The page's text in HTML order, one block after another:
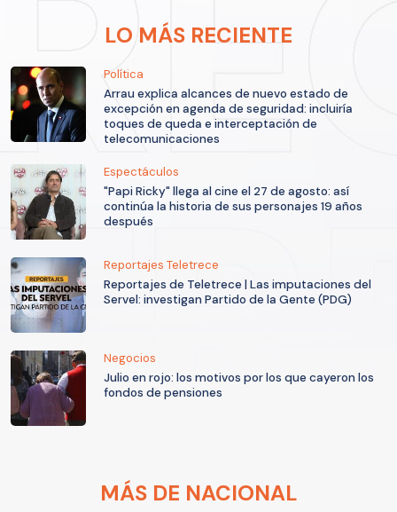
LO MÁS RECIENTE
Política
Arrau explica alcances de nuevo estado de
excepción en agenda de seguridad: incluiría
toques de queda e interceptación de
telecomunicaciones
Espectáculos
"Papi Ricky" llega al cine el 27 de agosto: así
continúa la historia de sus personajes 19 años
después
Reportajes Teletrece
Reportajes de Teletrece | Las imputaciones del
Servel: investigan Partido de la Gente (PDG)
Negocios
Julio en rojo: los motivos por los que cayeron los
fondos de pensiones
MÁS DE NACIONAL